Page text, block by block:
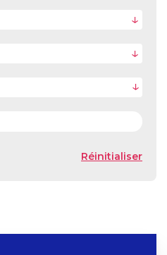
Réinitialiser